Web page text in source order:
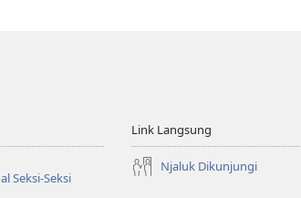
Seksi-Seksi
Link Langsung
Njaluk Dikunjungi